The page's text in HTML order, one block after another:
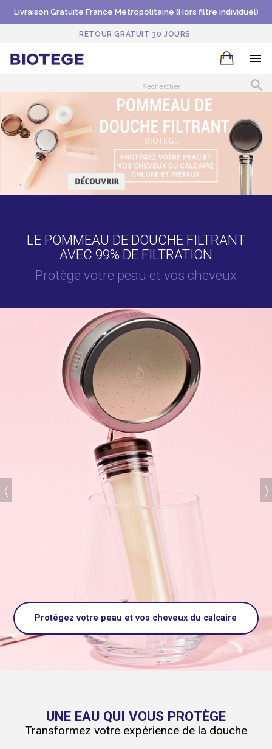
Livraison Gratuite France Métropolitaine (Hors filtre individuel)
RETOUR GRATUIT 30 JOURS


Précédent
LE POMMEAU DE DOUCHE FILTRANT
AVEC 99% DE FILTRATION
Protège votre peau et vos cheveux
Protégez votre peau et vos cheveux du calcaire
UNE EAU QUI VOUS PROTÈGE
Transformez votre expérience de la douche